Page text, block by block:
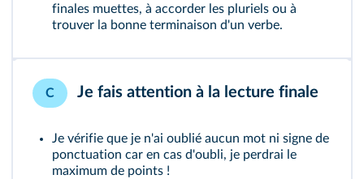
finales muettes, à accorder les pluriels ou à
trouver la bonne terminaison d'un verbe.
C Je fais attention à la lecture finale
Je vérifie que je n'ai oublié aucun mot ni signe de
ponctuation car en cas d'oubli, je perdrai le
maximum de points !